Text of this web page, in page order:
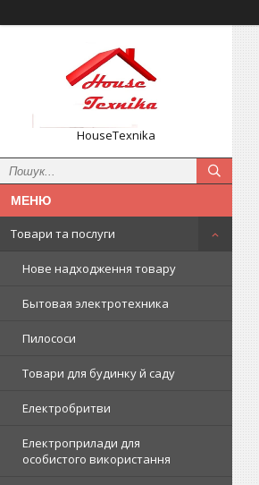
HouseTexnika
Товари та послуги
Нове надходження товару
Бытовая электротехника
Пилососи
Товари для будинку й саду
Електробритви
Електроприлади для
особистого використання